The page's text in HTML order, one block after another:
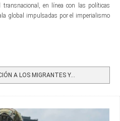
en línea con las políticas
global impulsadas por el imperialismo
A LOS MIGRANTES Y...